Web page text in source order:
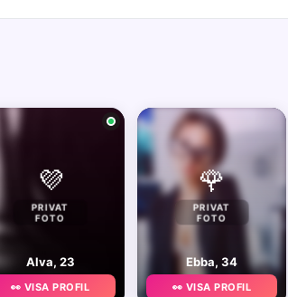
💜
PRIVAT
FOTO
Alva, 23
👀 VISA PROFIL
🌹
PRIVAT
FOTO
Ebba, 34
👀 VISA PROFIL